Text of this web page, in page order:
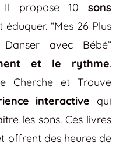
Il propose 10 sons
“Mes 26 Plus
avec Bébé”
et le rythme.
Cherche et Trouve
interactive qui
les sons. Ces livres
offrent des heures de